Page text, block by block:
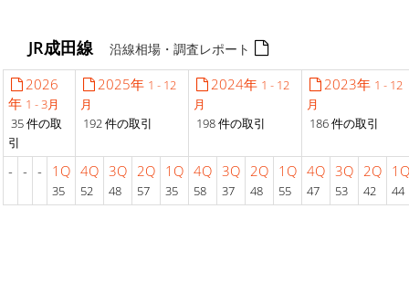
JR成田線沿線相場・調査レポート
2026
年 1 - 3月
35 件の取
引
2025年 1 - 12
月
192 件の取引
2024年 1 - 12
月
198 件の取引
2023年 1 - 12
月
186 件の取引
- - - 1Q
35
4Q
52
3Q
48
2Q
57
1Q
35
4Q
58
3Q
37
2Q
48
1Q
55
4Q
47
3Q
53
2Q
42
1Q
44